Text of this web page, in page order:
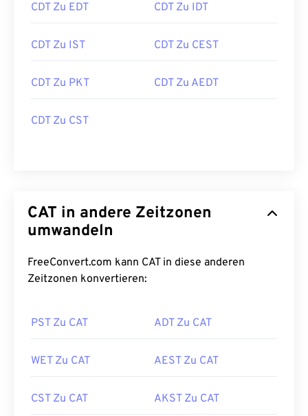
CDT Zu EDT CDT Zu IDT
CDT Zu IST CDT Zu CEST
CDT Zu PKT CDT Zu AEDT
CDT Zu CST
CAT in andere Zeitzonen
umwandeln
FreeConvert.com kann CAT in diese anderen
Zeitzonen konvertieren:
PST Zu CAT ADT Zu CAT
WET Zu CAT AEST Zu CAT
CST Zu CAT AKST Zu CAT